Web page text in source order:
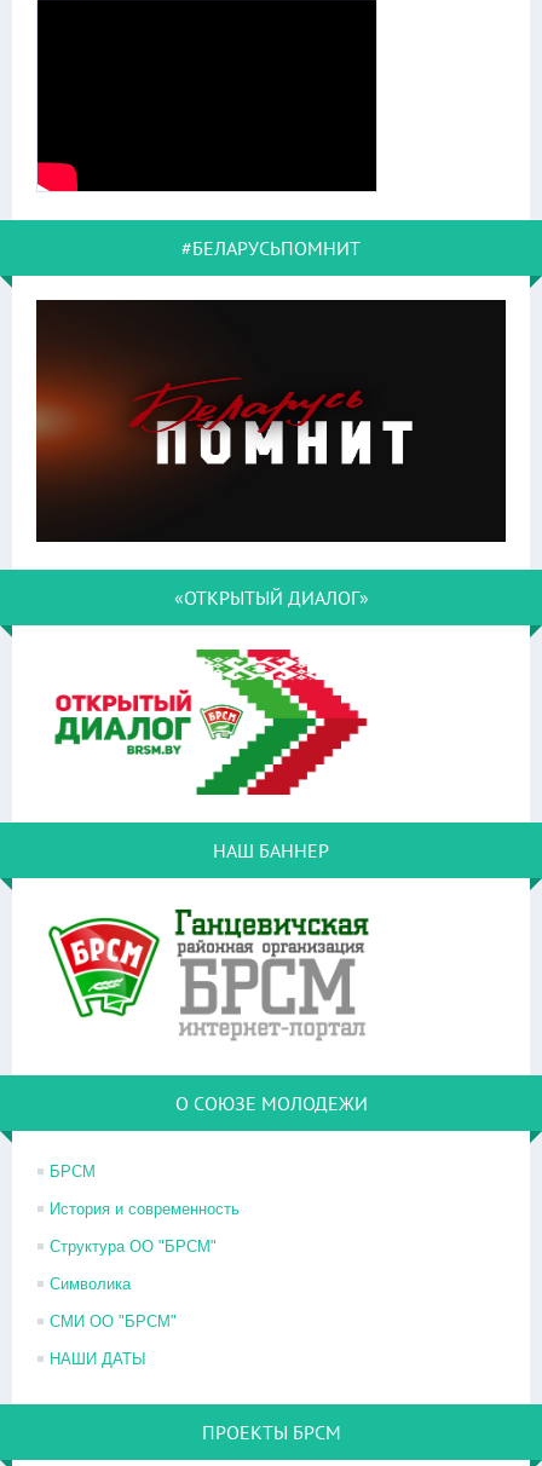
#БЕЛАРУСЬПОМНИТ
«ОТКРЫТЫЙ ДИАЛОГ»
НАШ БАННЕР
О СОЮЗЕ МОЛОДЕЖИ
БРСМ
История и современность
Структура ОО "БРСМ"
Символика
СМИ ОО "БРСМ"
НАШИ ДАТЫ
ПРОЕКТЫ БРСМ